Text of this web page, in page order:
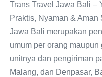
Trans Travel Jawa Bali –
Praktis, Nyaman & Aman
Jawa Bali merupakan
umum per orang
unitnya dan pengiriman
Malang, dan Denpasar,